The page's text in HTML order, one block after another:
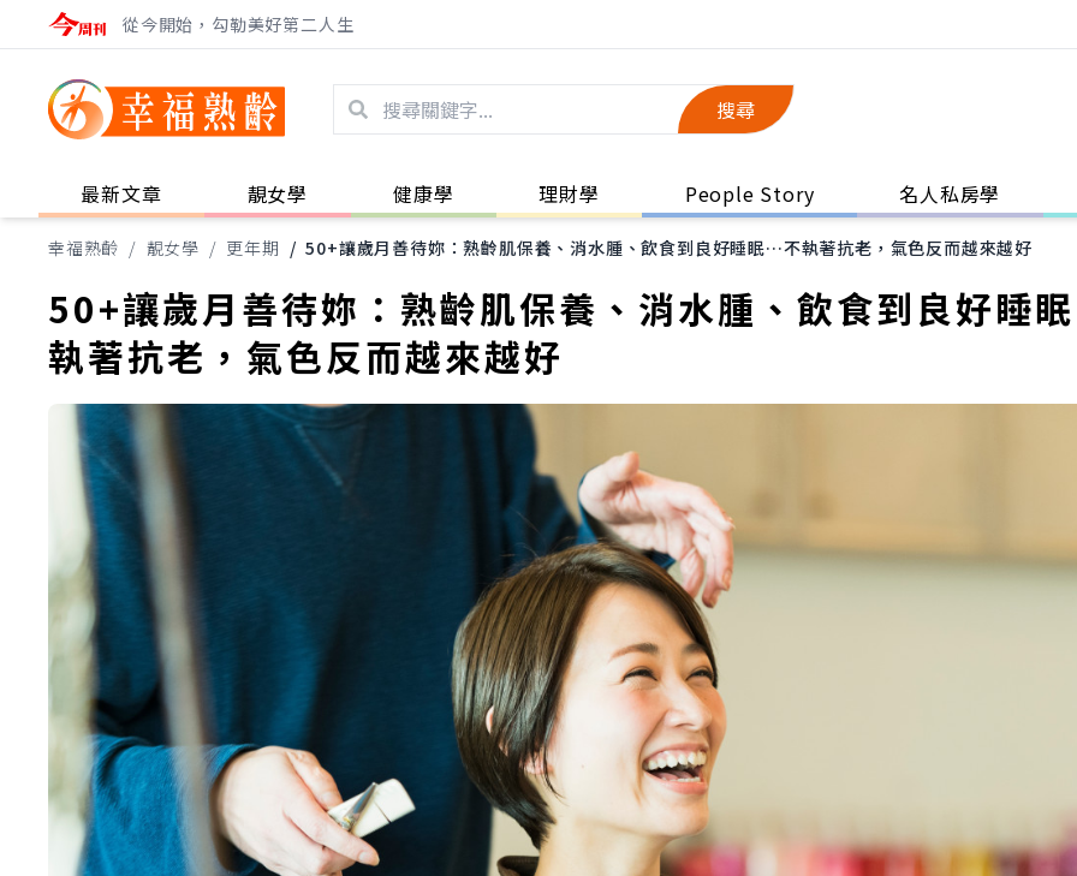
從今開始，勾勒美好第二人生
搜尋
最新文章 靚女學 健康學 理財學 People Story 名人私房學
幸福熟齡 / 靚女學 / 更年期 / 50+讓歲月善待妳：熟齡肌保養、消水腫、飲食到良好睡眠…不執著抗老，氣色反而越來越好
50+讓歲月善待妳：熟齡肌保養、消水腫、飲食到良好睡
執著抗老，氣色反而越來越好